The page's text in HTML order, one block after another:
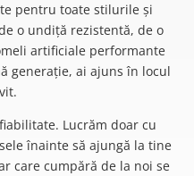
pentru toate stilurile și
o undiță rezistentă, de o
artificiale performante
generație, ai ajuns în locul
Lucrăm doar cu
înainte să ajungă la tine
care cumpără de la noi se